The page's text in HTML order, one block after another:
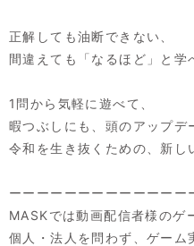
正解しても油断できない、
間違えても「なるほど」と学
1問から気軽に遊べて、
暇つぶしにも、頭のアップデ
令和を生き抜くための、新し
ーーーーーーーーーーーーー
MASKでは動画配信者様のゲ
個人・法人を問わず、ゲーム